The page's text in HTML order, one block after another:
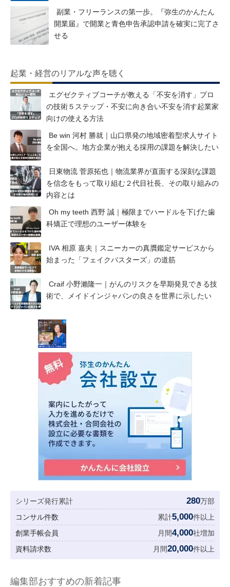
副業・フリーランスの第一歩。『弥生のかんたん
開業届』で開業と青色申告承認申請を確実に完了さ
せる
起業・経営のリアルな声を聴く
エグゼクティブコーチが教える「不安を消す」プロ
の技術５ステップ・不安に向き合い不安を消す起業家
向けの使える方法
Be win 河村 勝就｜山口県発の地域密着型求人サイト
を全国へ。地方企業が抱える採用の課題を解決したい
日東物流 菅原拓也｜物流業界が直面する深刻な課題
を信念をもって取り組む２代目社長、その取り組みの
内容とは
Oh my teeth 西野 誠｜極限までハードルを下げた歯
科矯正で理想のユーザー体験を
IVA 相原 嘉夫｜スニーカーの真贋鑑定サービスから
始まった「フェイクバスターズ」の道筋
Craif 小野瀨隆一｜がんのリスクを早期発見できる技
術で、メイドインジャパンの良さを世界に示したい
シリーズ発行累計 280万部
コンサル件数
累計5,000件以上
創業手帳会員
月間4,000社増加
資料請求数
月間20,000件以上
編集部おすすめの新着記事